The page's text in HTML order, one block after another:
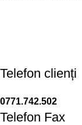
Telefon clienți
0771.742.502
Telefon Fax